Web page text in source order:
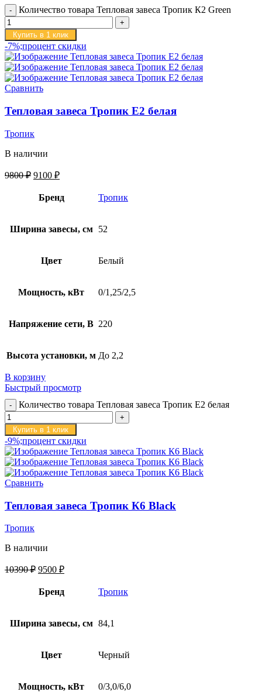
Количество товара Тепловая завеса Тропик К2 Green
Купить в 1 клик
-7%;процент скидки
Сравнить
Тепловая завеса Тропик E2 белая
Тропик
В наличии
9800₽ 9100 ₽
Бренд Тропик
Ширина завесы, см 52
Цвет Белый
Мощность, кВт 0/1,25/2,5
Напряжение сети, В 220
Высота установки, м До 2,2
В корзину
Быстрый просмотр
Количество товара Тепловая завеса Тропик E2 белая
Купить в 1 клик
-9%;процент скидки
Сравнить
Тепловая завеса Тропик К6 Black
Тропик
В наличии
10390₽ 9500 ₽
Бренд Тропик
Ширина завесы, см 84,1
Цвет Черный
Мощность, кВт 0/3,0/6,0